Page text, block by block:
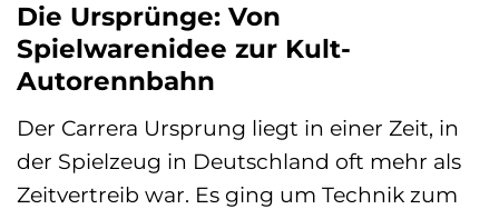
Die Ursprünge: Von
Spielwarenidee zur Kult-
Autorennbahn
Der Carrera Ursprung liegt in einer Zeit, in
der Spielzeug in Deutschland oft mehr als
Zeitvertreib war. Es ging um Technik zum